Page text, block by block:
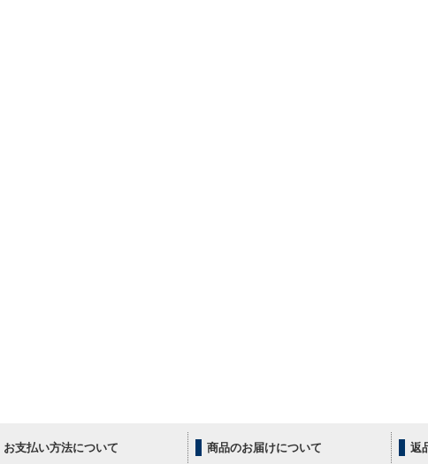
お支払い方法について 商品のお届けについて 返